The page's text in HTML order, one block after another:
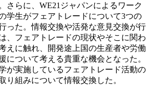
さらに、WE21ジャパンによるワーク
学生がフェアトレードについて3つの
った。情報交換や活発な意見交換が行
、フェアトレードの現状やそこに関わ
えに触れ、開発途上国の生産者や労働
について考える貴重な機会となった。
が実施しているフェアトレード活動の
り組みについて情報交換した。